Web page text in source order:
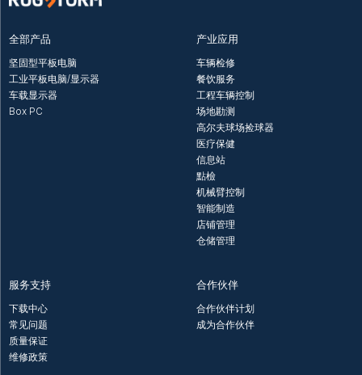
全部产品
坚固型平板电脑
工业平板电脑/显示器
车载显示器
Box PC
产业应用
车辆检修
餐饮服务
工程车辆控制
场地勘测
高尔夫球场捡球器
医疗保健
信息站
點檢
机械臂控制
智能制造
店铺管理
仓储管理
服务支持
下载中心
常见问题
质量保证
维修政策
合作伙伴
合作伙伴计划
成为合作伙伴